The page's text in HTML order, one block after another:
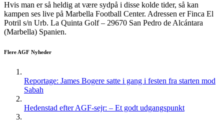
Hvis man er så heldig at være sydpå i disse kolde tider, så kan
kampen ses live på Marbella Football Center. Adressen er Finca El
Potril s/n Urb. La Quinta Golf – 29670 San Pedro de Alcántara
(Marbella) Spanien.
Flere AGF Nyheder
Reportage: James Bogere satte i gang i festen fra starten mod
Sabah
Hedenstad efter AGF-sejr: – Et godt udgangspunkt